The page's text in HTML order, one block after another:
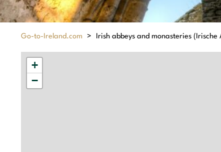
Go-to-Ireland.com > Irish abbeys and monasteries (Irische
+
−